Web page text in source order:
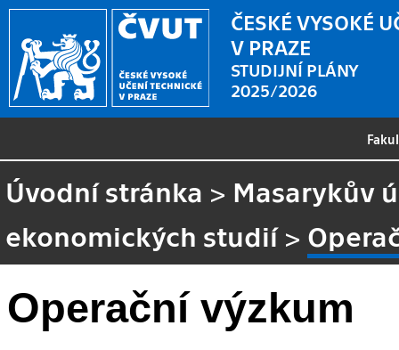
ČESKÉ VYSOKÉ
V PRAZE
STUDIJNÍ PLÁNY
2025/2026
Úvodní stránka > Masarykův
ekonomických studií>
Operační výzkum